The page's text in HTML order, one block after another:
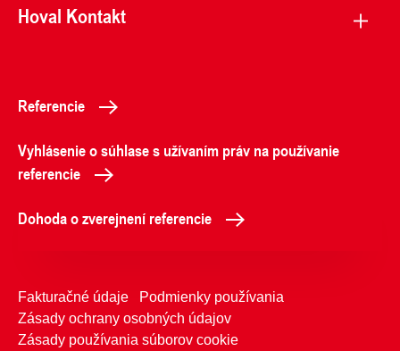
Hoval Kontakt
Referencie
Vyhlásenie o súhlase s užívaním práv na používanie
referencie
Dohoda o zverejnení referencie
Fakturačné údaje
Podmienky používania
Zásady ochrany osobných údajov
Zásady používania súborov cookie